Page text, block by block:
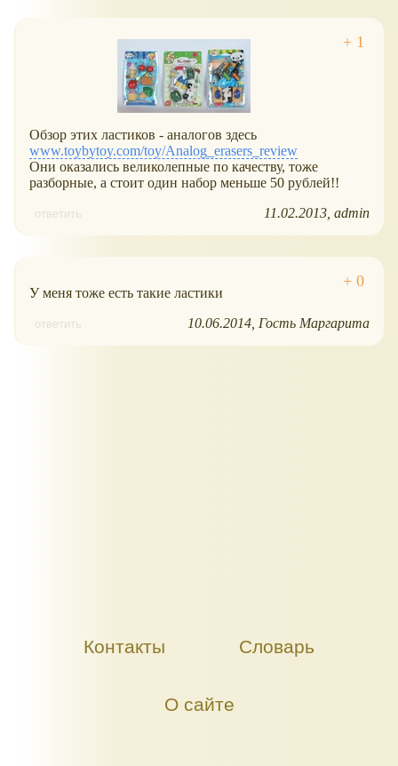
Обзор этих ластиков - аналогов здесь
www.toybytoy.com/toy/Analog_erasers_review
Они оказались великолепные по качеству, тоже
разборные, а стоит один набор меньше 50 рублей!!
ответить 11.02.2013 admin
У меня тоже есть такие ластики
ответить 10.06.2014 Гость Маргарита
Контакты Словарь
О сайте